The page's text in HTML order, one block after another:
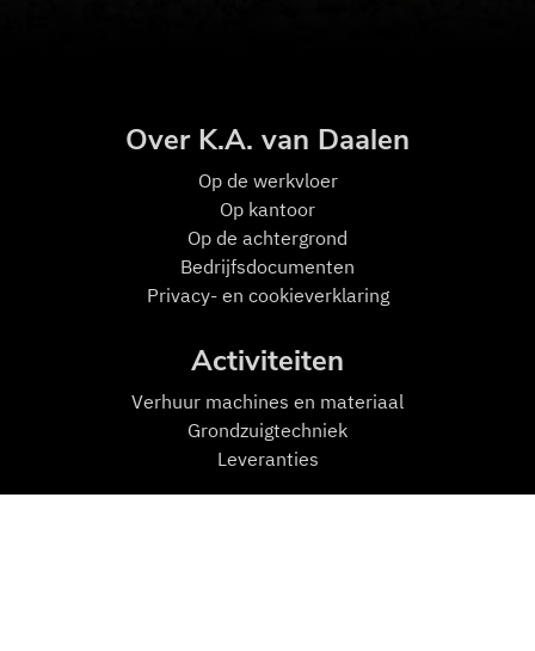
Over K.A. van Daalen
Op de werkvloer
Op kantoor
Op de achtergrond
Bedrijfsdocumenten
Privacy- en cookieverklaring
Activiteiten
Verhuur machines en materiaal
Grondzuigtechniek
Leveranties